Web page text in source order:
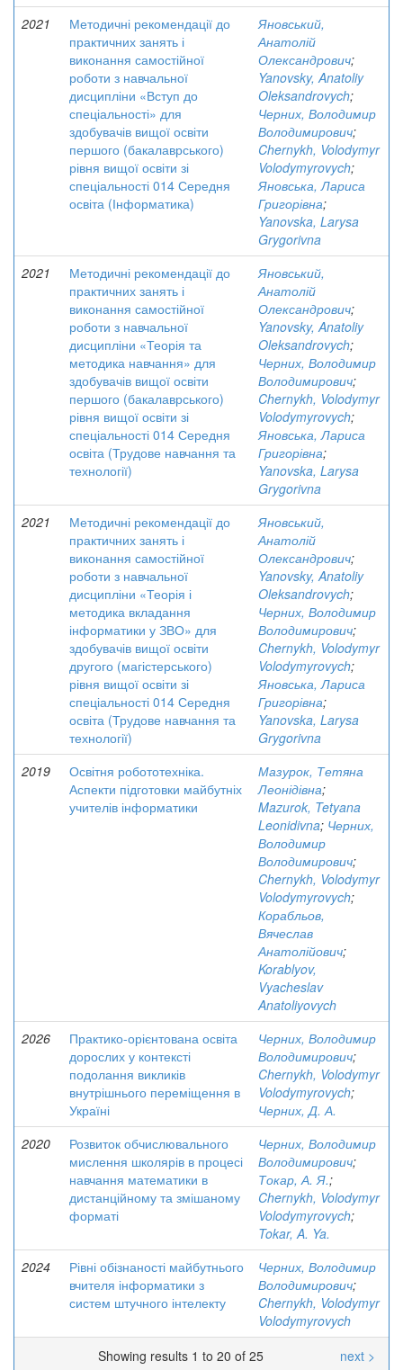
2021
Методичні рекомендації до
практичних занять і
виконання самостійної
роботи з навчальної
дисципліни «Вступ до
спеціальності» для
здобувачів вищої освіти
першого (бакалаврського)
рівня вищої освіти зі
спеціальності 014 Середня
освіта (Інформатика)
Яновський,
Анатолій
Олександрович;
Yanovsky, Anatoliy
Oleksandrovych;
Черних, Володимир
Володимирович;
Chernykh, Volodymyr
Volodymyrovych;
Яновська, Лариса
Григорівна;
Yanovska, Larysa
Grygorivna
2021
Методичні рекомендації до
практичних занять і
виконання самостійної
роботи з навчальної
дисципліни «Теорія та
методика навчання» для
здобувачів вищої освіти
першого (бакалаврського)
рівня вищої освіти зі
спеціальності 014 Середня
освіта (Трудове навчання та
технології)
Яновський,
Анатолій
Олександрович;
Yanovsky, Anatoliy
Oleksandrovych;
Черних, Володимир
Володимирович;
Chernykh, Volodymyr
Volodymyrovych;
Яновська, Лариса
Григорівна;
Yanovska, Larysa
Grygorivna
2021
Методичні рекомендації до
практичних занять і
виконання самостійної
роботи з навчальної
дисципліни «Теорія і
методика вкладання
інформатики у ЗВО» для
здобувачів вищої освіти
другого (магістерського)
рівня вищої освіти зі
спеціальності 014 Середня
освіта (Трудове навчання та
технології)
Яновський,
Анатолій
Олександрович;
Yanovsky, Anatoliy
Oleksandrovych;
Черних, Володимир
Володимирович;
Chernykh, Volodymyr
Volodymyrovych;
Яновська, Лариса
Григорівна;
Yanovska, Larysa
Grygorivna
2019
Освітня робототехніка.
Аспекти підготовки майбутніх
учителів інформатики
Мазурок, Тетяна
Леонідівна;
Mazurok, Tetyana
Leonidivna; Черних,
Володимир
Володимирович;
Chernykh, Volodymyr
Volodymyrovych;
Корабльов,
Вячеслав
Анатолійович;
Korablyov,
Vyacheslav
Anatoliyovych
2026
Практико-орієнтована освіта
дорослих у контексті
подолання викликів
внутрішнього переміщення в
Україні
Черних, Володимир
Володимирович;
Chernykh, Volodymyr
Volodymyrovych;
Черних, Д. А.
2020
Розвиток обчислювального
мислення школярів в процесі
навчання математики в
дистанційному та змішаному
форматі
Черних, Володимир
Володимирович;
Токар, А. Я.;
Chernykh, Volodymyr
Volodymyrovych;
Tokar, A. Ya.
2024
Рівні обізнаності майбутнього
вчителя інформатики з
систем штучного інтелекту
Черних, Володимир
Володимирович;
Chernykh, Volodymyr
Volodymyrovych
Showing results 1 to 20 of 25
next >